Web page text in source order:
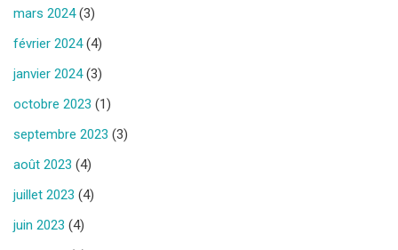
mars 2024(3)
février 2024(4)
janvier 2024(3)
octobre 2023 (1)
septembre 2023 (3)
août 2023 (4)
juillet 2023 (4)
juin 2023 (4)